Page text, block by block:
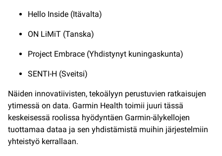
Hello Inside (Itävalta)
ON LiMiT (Tanska)
Project Embrace (Yhdistynyt kuningaskunta)
SENTI-H (Sveitsi)
Näiden innovatiivisten, tekoälyyn perustuvien ratkaisujen
ytimessä on data. Garmin Health toimii juuri tässä
keskeisessä roolissa hyödyntäen Garmin-älykellojen
tuottamaa dataa ja sen yhdistämistä muihin järjestelmiin
yhteistyö kerrallaan.